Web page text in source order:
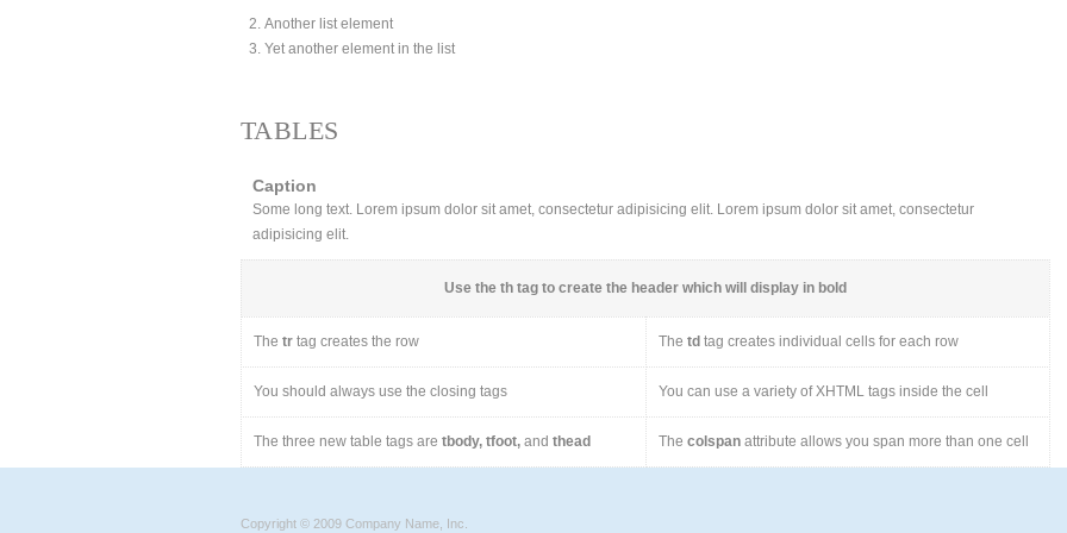
Another list element
Yet another element in the list
TABLES
Caption
Some long text. Lorem ipsum dolor sit amet, consectetur adipisicing elit. Lorem ipsum dolor sit amet, consectetur
adipisicing elit.
Use the th tag to create the header which will display in bold
The tr tag creates the row The td tag creates individual cells for each row
You should always use the closing tags You can use a variety of XHTML tags inside the cell
The three new table tags are tbody, tfoot, and thead The colspan attribute allows you span more than one cell
Copyright © 2009 Company Name, Inc.